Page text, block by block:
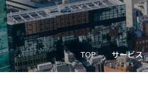
TOP サービス